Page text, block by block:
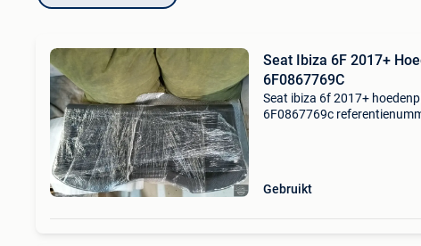
Seat Ibiza 6F 2017+
6F0867769C
Seat ibiza 6f 2017+
6F0867769c
Gebruikt